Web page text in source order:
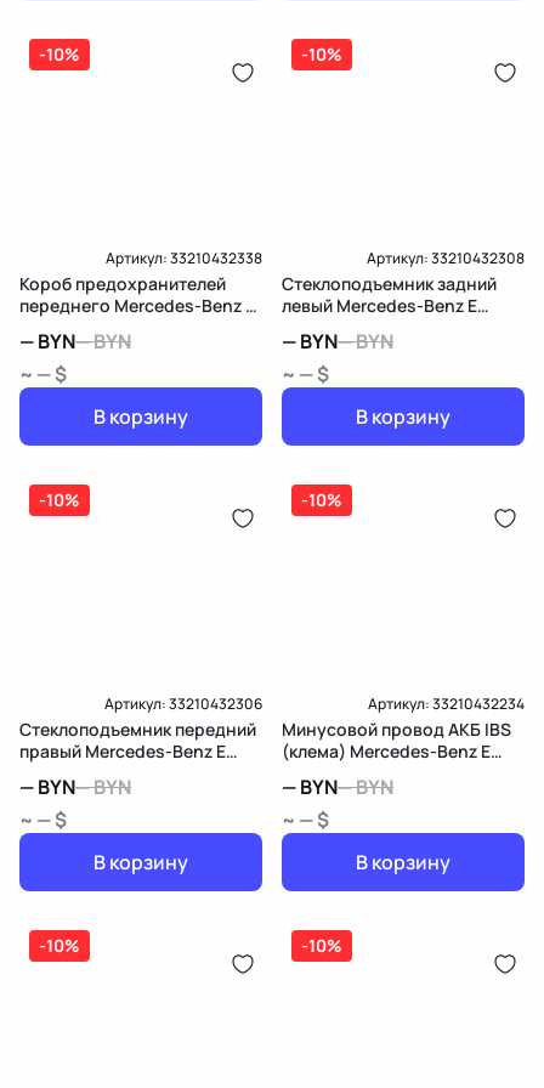
-10%
Артикул:33210432338
Короб предохранителей
переднего Mercedes-Benz E
—BYN—BYN
~ — $
В корзину
-10%
Артикул:33210432308
Стеклоподъемник задний
левый Mercedes-Benz E
—BYN—BYN
~ — $
В корзину
-10%
Артикул:33210432306
Стеклоподъемник передний
правый Mercedes-Benz E
—BYN—BYN
~ — $
В корзину
-10%
Артикул:33210432234
Минусовой провод АКБ IBS
(клема) Mercedes-Benz E
—BYN—BYN
~ — $
В корзину
-10% -10%